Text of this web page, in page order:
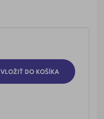
VLOŽIŤ DO KOŠÍKA